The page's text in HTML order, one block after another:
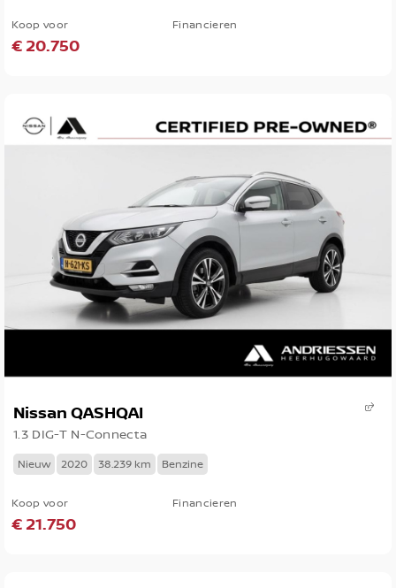
Koop voor
€ 20.750
Financieren
Nissan QASHQAI
1.3 DIG-T N-Connecta
Nieuw 2020 38.239 km Benzine
Koop voor
€ 21.750
Financieren